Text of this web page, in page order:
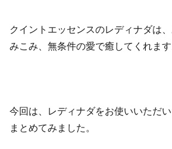
クイントエッセンスのレディナダは
みこみ、無条件の愛で癒してくれます
今回は、レディナダをお使いいただ
まとめてみました。